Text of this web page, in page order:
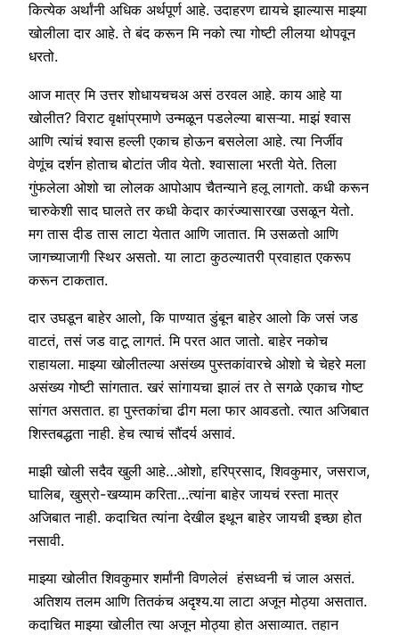
कित्येक अर्थांनी अधिक अर्थपूर्ण आहे. उदाहरण द्यायचे झाल्यास माझ्या
खोलीला दार आहे. ते बंद करून मि नको त्या गोष्टी लीलया थोपवून
धरतो.
आज मात्र मि उत्तर शोधायचचअ असं ठरवल आहे. काय आहे या
खोलीत? विराट वृक्षांप्रमाणे उन्मळून पडलेल्या बासऱ्या. माझं श्वास
आणि त्यांचं श्वास हल्ली एकाच होऊन बसलेला आहे. त्या निर्जीव
वेणूंच दर्शन होताच बोटांत जीव येतो. श्वासाला भरती येते. तिला
गुंफलेला ओशो चा लोलक आपोआप चैतन्याने हलू लागतो. कधी करून
चारुकेशी साद घालते तर कधी केदार कारंज्यासारखा उसळून येतो.
मग तास दीड तास लाटा येतात आणि जातात. मि उसळतो आणि
जागच्याजागी स्थिर असतो. या लाटा कुठल्यातरी प्रवाहात एकरूप
करून टाकतात.
दार उघडून बाहेर आलो, कि पाण्यात डुंबून बाहेर आलो कि जसं जड
वाटतं, तसं जड वाटू लागतं. मि परत आत जातो. बाहेर नकोच
राहायला. माझ्या खोलीतल्या असंख्य पुस्तकांवारचे ओशो चे चेहरे मला
असंख्य गोष्टी सांगतात. खरं सांगायचा झालं तर ते सगळे एकाच गोष्ट
सांगत असतात. हा पुस्तकांचा ढीग मला फार आवडतो. त्यात अजिबात
शिस्तबद्धता नाही. हेच त्याचं सौंदर्य असावं.
माझी खोली सदैव खुली आहे…ओशो, हरिप्रसाद, शिवकुमार, जसराज,
घालिब, खुस्रो-खय्याम करिता…त्यांना बाहेर जायचं रस्ता मात्र
अजिबात नाही. कदाचित त्यांना देखील इथून बाहेर जायची इच्छा होत
नसावी.
माझ्या खोलीत शिवकुमार शर्मांनी विणलेलं हंसध्वनी चं जाल असतं.
अतिशय तलम आणि तितकंच अदृश्य.या लाटा अजून मोठ्या असतात.
कदाचित माझ्या खोलीत त्या अजून मोठ्या होत असाव्यात. तहान